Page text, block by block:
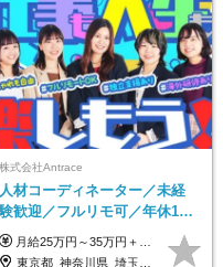
株式会社Antrace
人材コーディネーター／未経
験歓迎／フルリモ可／年休127
日／おしゃれ自由／海外研修
年10回／美容・サウナ割あり
月給25万円～35万円＋インセンティブ 未経験者：月給25万円～＋インセンティブ 経験者：月給35万円～＋インセンティブ （※経験者は営業経験5年以上の方を想定） ※経験・スキルなどを考慮のうえ、決定します ※時間外手当は別途全額支給します
東京都_神奈川県_埼玉県_千葉県_大阪府_愛知県_北海道_青森県_岩手県_宮城県_秋田県_山形県_福島県_茨城県_栃木県_群馬県_新潟県_山梨県_長野県_富山県_石川県_福井県_静岡県_岐阜県_三重県_兵庫県_京都府_滋賀県_奈良県_和歌山県_広島県_岡山県_鳥取県_島根県_山口県_徳島県_香川県_愛媛県_高知県_福岡県_熊本県_佐賀県_長崎県_大分県_宮崎県_鹿児島県_沖縄県